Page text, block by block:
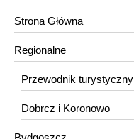
Strona Główna
Regionalne
Przewodnik turystyczny
Dobrcz i Koronowo